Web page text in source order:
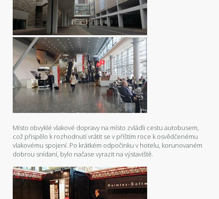
Místo obvyklé vlakové dopravy na místo zvládli cestu autobusem,
což přispělo k rozhodnutí vrátit se v příštím roce k osvědčenému
vlakovému spojení. Po krátkém odpočinku v hotelu, korunovaném
dobrou snídaní, bylo načase vyrazit na výstaviště.